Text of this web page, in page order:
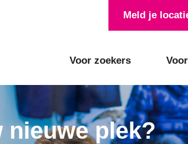
Meld je
Voor zoekers
plek?